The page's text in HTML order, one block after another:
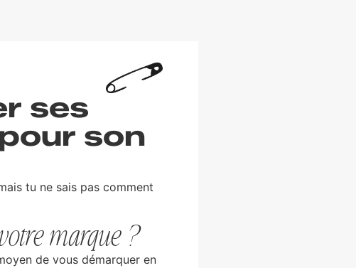
ses
son
tu ne sais pas comment
marque ?
de vous démarquer en